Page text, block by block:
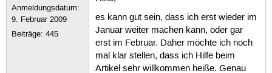
Anmeldungsdatum:
9. Februar 2009
Beiträge:445
es kann gut sein, dass ich erst wieder im
Januar weiter machen kann, oder gar
erst im Februar. Daher möchte ich noch
mal klar stellen, dass ich Hilfe beim
Artikel sehr willkommen heiße. Genau